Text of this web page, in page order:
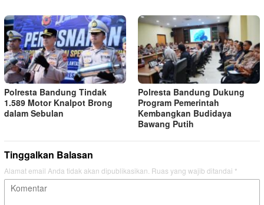
Polresta Bandung Tindak
1.589 Motor Knalpot Brong
dalam Sebulan
Polresta Bandung Dukung
Program Pemerintah
Kembangkan Budidaya
Bawang Putih
Tinggalkan Balasan
Alamat email Anda tidak akan dipublikasikan. Ruas yang wajib ditandai *